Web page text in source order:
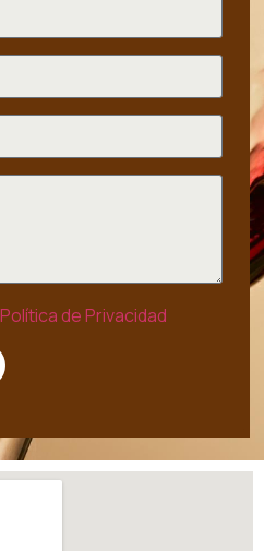
Política de Privacidad